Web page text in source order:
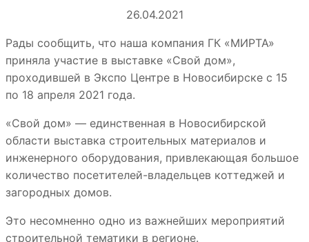
26.04.2021
Рады сообщить, что наша компания ГК «‎МИРТА»‎
приняла участие в выставке «Свой дом»,
проходившей в Экспо Центре в Новосибирске с 15
по 18 апреля 2021 года.
«Свой дом» — единственная в Новосибирской
области выставка строительных материалов и
инженерного оборудования, привлекающая большое
количество посетителей-владельцев коттеджей и
загородных домов.
Это несомненно одно из важнейших мероприятий
строительной тематики в регионе.